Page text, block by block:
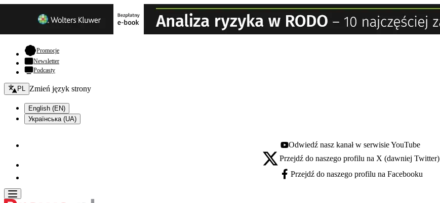
Promocje- otwiera się w nowej karcie
Newsletter
Podcasty
Zmień język - bieżący:
PL Zmień język strony
English (EN)
Українська (UA)
Youtube - otwiera się w nowej karcie
Odwiedź nasz kanał w serwisie YouTube
X - otwiera się w nowej karcie
Przejdź do naszego profilu na X (dawniej Twitter)
Facebook - otwiera się w nowej karcie
Przejdź do naszego profilu na Facebooku